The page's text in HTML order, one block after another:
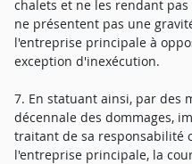
chalets et ne les rendant
ne présentent pas une
l'entreprise principale à
exception d'inexécution.
7. En statuant ainsi, par des
décennale des dommages,
traitant de sa responsabilité
l'entreprise principale, la